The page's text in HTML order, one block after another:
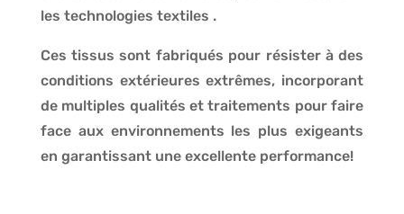
les technologies textiles .
Ces tissus sont fabriqués pour résister à des
conditions extérieures extrêmes, incorporant
de multiples qualités et traitements pour faire
face aux environnements les plus exigeants
en garantissant une excellente performance!